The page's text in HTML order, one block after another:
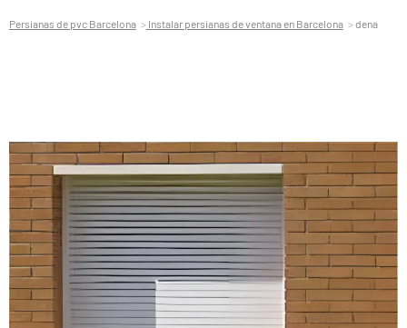
Persianas de pvc Barcelona Instalar persianas de ventana en Barcelona dena